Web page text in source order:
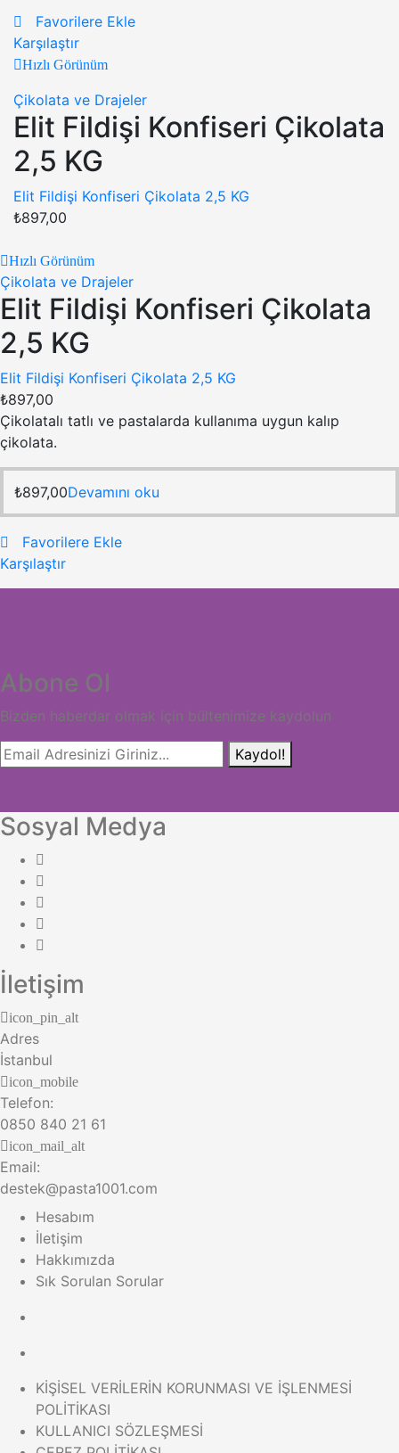
Favorilere Ekle
Karşılaştır
Hızlı Görünüm
Çikolata ve Drajeler
Elit Fildişi Konfiseri Çikolata
2,5 KG
Elit Fildişi Konfiseri Çikolata 2,5 KG
₺897,00
Hızlı Görünüm
Çikolata ve Drajeler
Elit Fildişi Konfiseri Çikolata
2,5 KG
Elit Fildişi Konfiseri Çikolata 2,5 KG
₺897,00
Çikolatalı tatlı ve pastalarda kullanıma uygun kalıp
çikolata.
₺897,00Devamını oku
Favorilere Ekle
Karşılaştır
Abone Ol
Bizden haberdar olmak için bültenimize kaydolun
Kaydol!
Sosyal Medya
İletişim
icon_pin_alt
Adres
İstanbul
icon_mobile
Telefon:
0850 840 21 61
icon_mail_alt
Email:
destek@pasta1001.com
Hesabım
İletişim
Hakkımızda
Sık Sorulan Sorular
KİŞİSEL VERİLERİN KORUNMASI VE İŞLENMESİ
POLİTİKASI
KULLANICI SÖZLEŞMESİ